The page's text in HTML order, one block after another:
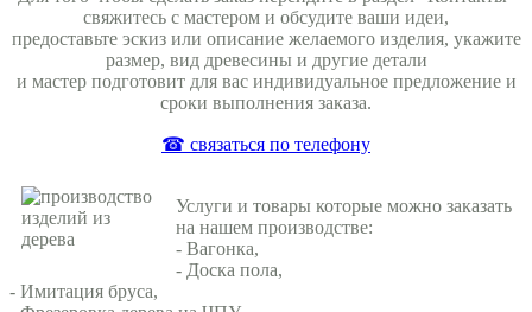
свяжитесь с мастером и обсудите ваши идеи,
предоставьте эскиз или описание желаемого изделия, укажите
размер, вид древесины и другие детали
и мастер подготовит для вас индивидуальное предложение и
сроки выполнения заказа.
☎ связаться по телефону
Услуги и товары которые можно заказать
на нашем производстве:
- Вагонка,
- Доска пола,
- Имитация бруса,